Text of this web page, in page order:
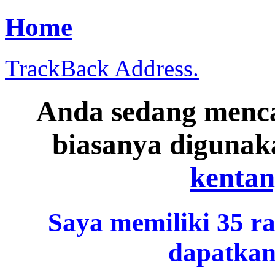
Home
TrackBack Address.
Anda sedang
biasanya
Saya memiliki 35